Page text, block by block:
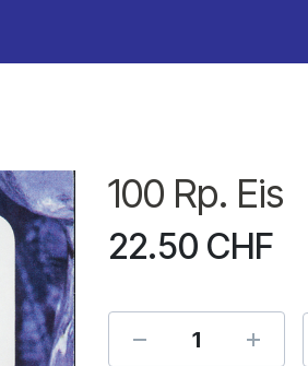
100 Rp. Eis
22.50 CHF